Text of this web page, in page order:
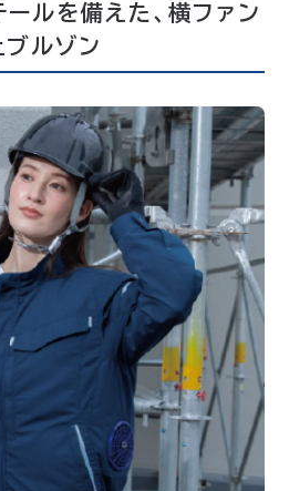
ルを備えた、横ファン
ルゾン